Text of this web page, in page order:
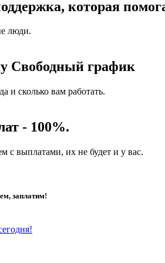
которая
люди.
Свободный график
и сколько вам работать.
- 100%.
с выплатами, их не будет и у вас.
заплатим!